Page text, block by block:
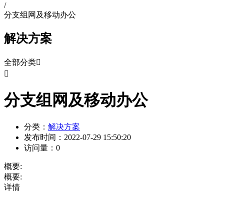
/
分支组网及移动办公
解决方案
全部分类

分支组网及移动办公
分类： 解决方案
发布时间： 2022-07-29 15:50:20
访问量： 0
概要:
概要:
详情